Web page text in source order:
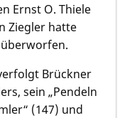
Ernst O. Thiele
Ziegler hatte
Brückner
sein „Pendeln
(147) und